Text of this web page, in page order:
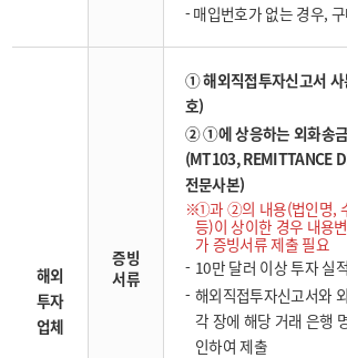
- 매입번호가 없는 경우,
해외
투자
업체
증빙
서류
① 해외직접투자신고서
호)
② ①에 상응하는 외화송
(MT103, REMITTANCE
전문사본)
①과 ②의 내용(법인명,
등)이 상이한 경우 내용
가 증빙서류 제출 필요
10만 달러 이상 투자 실
해외직접투자신고서와
각 장에 해당 거래 은행
인하여 제출